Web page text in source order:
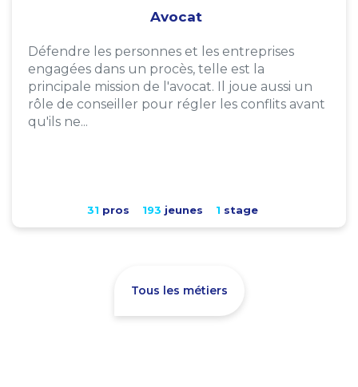
Avocat
Défendre les personnes et les entreprises
engagées dans un procès, telle est la
principale mission de l'avocat. Il joue aussi un
rôle de conseiller pour régler les conflits avant
qu'ils ne...
31 pros 193 jeunes 1 stage
Tous les métiers